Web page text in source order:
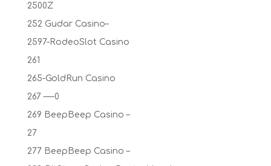
2500Z
252 Gudar Casino–
2597-RodeoSlot Casino
261
265-GoldRun Casino
267 —-0
269 BeepBeep Casino –
27
277 BeepBeep Casino –